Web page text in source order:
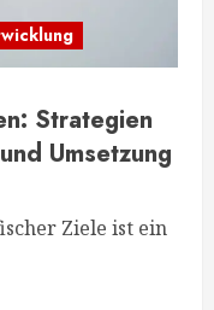
Strategien
Umsetzung
Ziele ist ein